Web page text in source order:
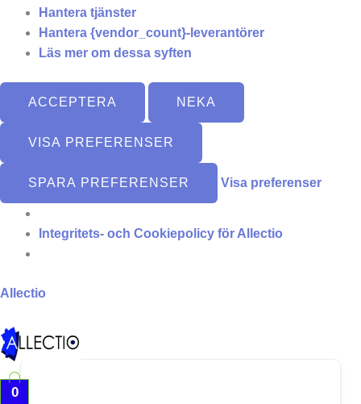
Hantera tjänster
Hantera {vendor_count}-leverantörer
Läs mer om dessa syften
ACCEPTERA NEKA
VISA PREFERENSER
SPARA PREFERENSER Visa preferenser
Integritets- och Cookiepolicy för Allectio
Allectio
0